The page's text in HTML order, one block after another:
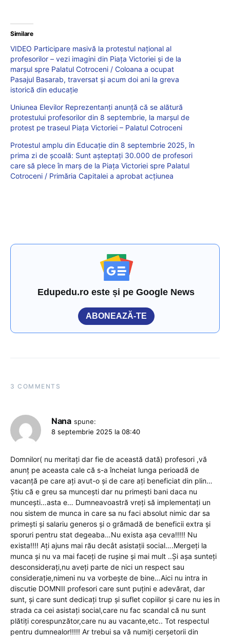
Similare
VIDEO Participare masivă la protestul național al
profesorilor – vezi imagini din Piața Victoriei și de la
marșul spre Palatul Cotroceni / Coloana a ocupat
Pasajul Basarab, traversat și acum doi ani la greva
istorică din educație
Uniunea Elevilor Reprezentanți anunță că se alătură
protestului profesorilor din 8 septembrie, la marșul de
protest pe traseul Piața Victoriei – Palatul Cotroceni
Protestul amplu din Educație din 8 septembrie 2025, în
prima zi de școală: Sunt așteptați 30.000 de profesori
care să plece în marș de la Piața Victoriei spre Palatul
Cotroceni / Primăria Capitalei a aprobat acțiunea
Edupedu.ro este și pe Google News
ABONEAZĂ-TE
3 COMMENTS
Nana spune:
8 septembrie 2025 la 08:40
Domnilor( nu meritați dar fie de această dată) profesori ,vă
anunț pe aceasta cale că s-a încheiat lunga perioadă de
vacanță pe care ați avut-o și de care ați beneficiat din plin…
Știu că e greu sa muncești dar nu primești bani daca nu
muncești…asta e… Dumneavoastră vreți să implementați un
nou sistem de munca in care sa nu faci absolut nimic dar sa
primești și salariu generos și o grămadă de beneficii extra și
sporuri pentru stat degeaba…Nu exista așa ceva!!!!! Nu
exista!!!! Ați ajuns mai rău decât asistații social….Mergeți la
munca și nu va mai faceți de rușine și mai mult ..Și așa sunteți
desconsiderați,nu aveți parte de nici un respect sau
considerație,nimeni nu va vorbește de bine…Aici nu intra in
discutie DOMNII profesori care sunt puțini e adevărat, dar
sunt, și care sunt dedicați trup și suflet copiilor și care nu ies in
strada ca cei asistați social,care nu fac scandal că nu sunt
plătiți corespunzător,care nu au vacante,etc.. Tot respectul
pentru dumnealor!!!!! Ar trebui sa vă numiți cerșetorii din